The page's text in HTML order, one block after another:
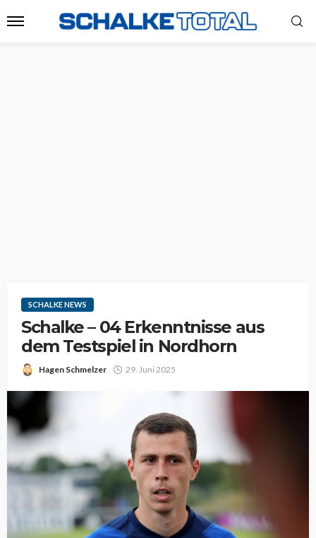
SCHALKE NEWS
Schalke – 04 Erkenntnisse aus
dem Testspiel in Nordhorn
Hagen Schmelzer 29. Juni 2025